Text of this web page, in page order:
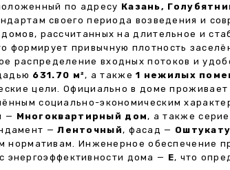
по адресу Казань,
своего периода возведения и
домов, рассчитанных на длительное и
формирует привычную плотность
распределение входных потоков и
631.70 м², а также1 нежилых
цели. Официально в доме проживает
социально-экономическим
— Многоквартирный дом, а также
—Ленточный, фасад —
нормативам. Инженерное обеспечение
энергоэффективности дома — E, что